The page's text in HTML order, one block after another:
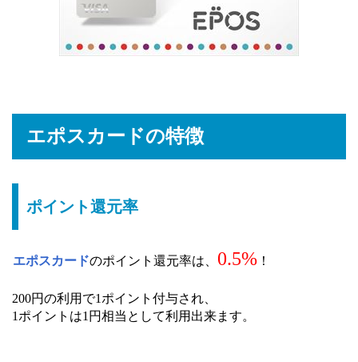
エポスカードの特徴
ポイント還元率
エポスカードのポイント還元率は、 0.5% ！
200円の利用で1ポイント付与され、
1ポイントは1円相当として利用出来ます。